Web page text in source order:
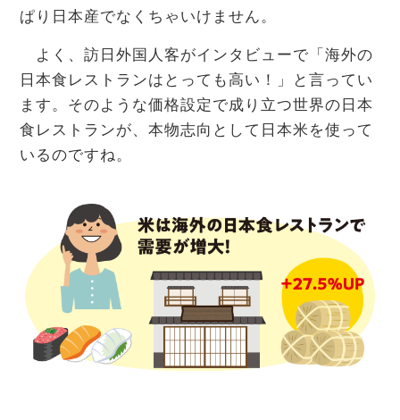
ぱり日本産でなくちゃいけません。
よく、訪日外国人客がインタビューで「海外の
日本食レストランはとっても高い！」と言ってい
ます。そのような価格設定で成り立つ世界の日本
食レストランが、本物志向として日本米を使って
いるのですね。